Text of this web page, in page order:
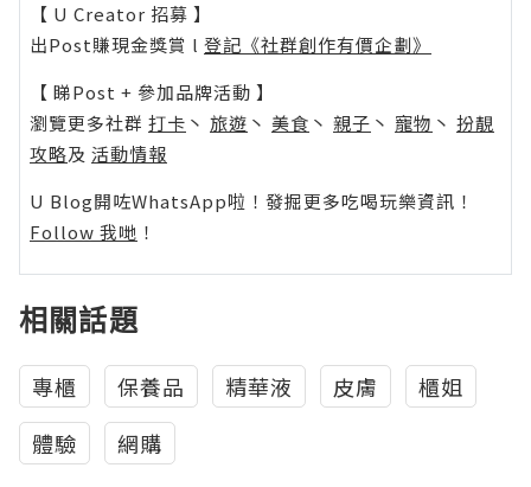
【 U Creator 招募 】
出Post賺現金獎賞 l 登記《社群創作有價企劃》
【 睇Post + 參加品牌活動 】
瀏覽更多社群 打卡 丶 旅遊 丶 美食 丶 親子 丶 寵物 丶 扮靚
攻略及 活動情報
U Blog開咗WhatsApp啦！發掘更多吃喝玩樂資訊！
Follow 我哋 ！
相關話題
專櫃 保養品 精華液 皮膚
櫃姐
體驗
網購